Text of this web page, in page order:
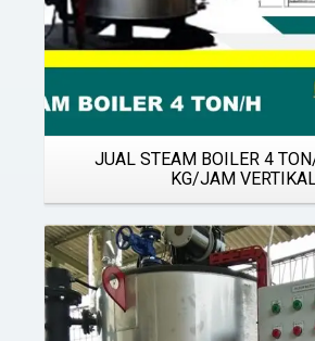
JUAL STEAM BOILER 4
KG/JAM
Details